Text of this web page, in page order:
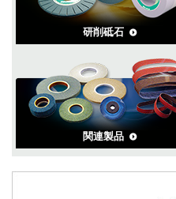
研削砥石
関連製品